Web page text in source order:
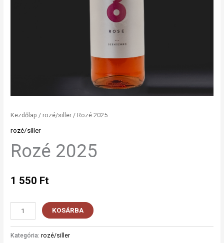
Kezdőlap / rozé/siller / Rozé 2025
rozé/siller
Rozé 2025
1 550 Ft
KOSÁRBA
Kategória:rozé/siller